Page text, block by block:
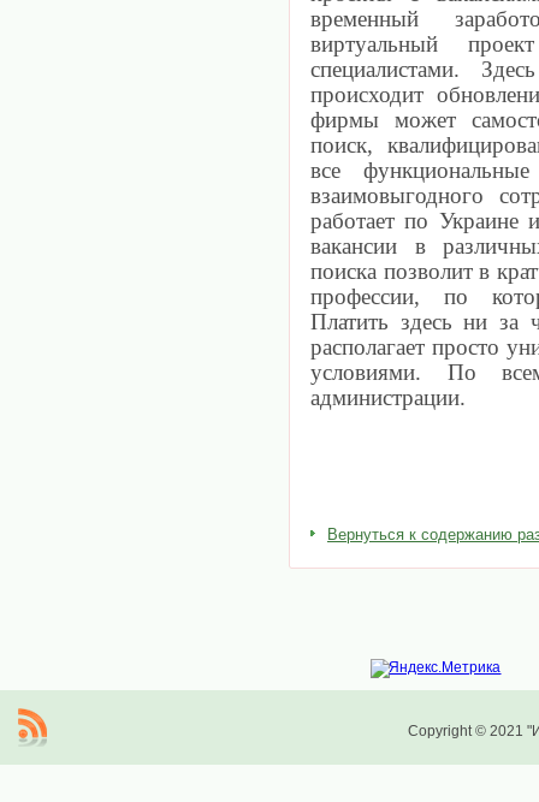
временный
виртуальный
специалистами.
происходит
фирмы может
поиск,
все
взаимовыгодного
работает по Украине
вакансии в
поиска позволит в
профессии, по
Платить здесь ни за
располагает просто
условиями. По
администрации.
Вернуться к содержанию
Copyright © 2021